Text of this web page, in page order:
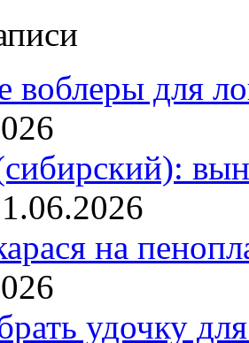
воблеры для
на
удочку